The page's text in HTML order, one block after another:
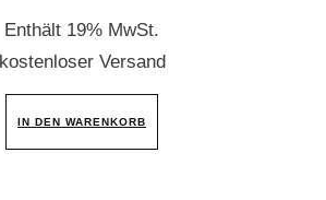
Enthält 19% MwSt.
kostenloser Versand
IN DEN WARENKORB